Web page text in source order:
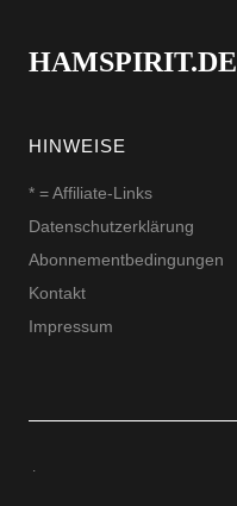
HAMSPIRIT.DE
HINWEISE
* = Affiliate-Links
Datenschutzerklärung
Abonnementbedingungen
Kontakt
Impressum